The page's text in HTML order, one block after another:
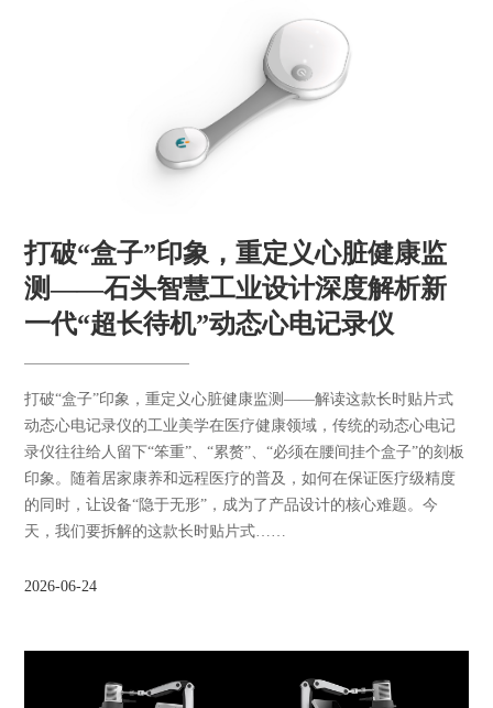
打破“盒子”印象，重定义心脏健康监
测——石头智慧工业设计深度解析新
一代“超长待机”动态心电记录仪
打破“盒子”印象，重定义心脏健康监测——解读这款长时贴片式
动态心电记录仪的工业美学在医疗健康领域，传统的动态心电记
录仪往往给人留下“笨重”、“累赘”、“必须在腰间挂个盒子”的刻板
印象。随着居家康养和远程医疗的普及，如何在保证医疗级精度
的同时，让设备“隐于无形”，成为了产品设计的核心难题。今
天，我们要拆解的这款长时贴片式……
2026-06-24